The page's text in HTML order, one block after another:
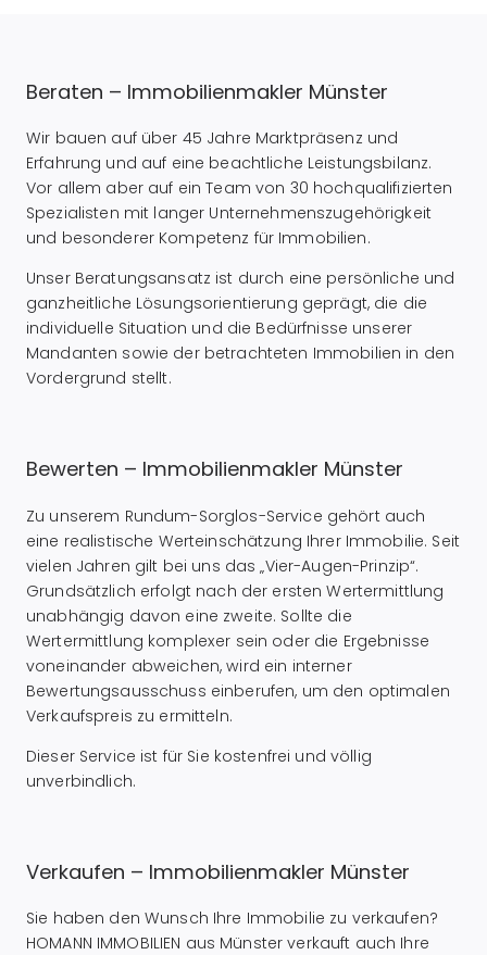
Beraten – Immobilienmakler Münster
Wir bauen auf über 45 Jahre Marktpräsenz und
Erfahrung und auf eine beachtliche Leistungsbilanz.
Vor allem aber auf ein Team von 30 hochqualifizierten
Spezialisten mit langer Unternehmenszugehörigkeit
und besonderer Kompetenz für Immobilien.
Unser Beratungsansatz ist durch eine persönliche und
ganzheitliche Lösungsorientierung geprägt, die die
individuelle Situation und die Bedürfnisse unserer
Mandanten sowie der betrachteten Immobilien in den
Vordergrund stellt.
Bewerten – Immobilienmakler Münster
Zu unserem Rundum-Sorglos-Service gehört auch
eine realistische Werteinschätzung Ihrer Immobilie. Seit
vielen Jahren gilt bei uns das „Vier-Augen-Prinzip“.
Grundsätzlich erfolgt nach der ersten Wertermittlung
unabhängig davon eine zweite. Sollte die
Wertermittlung komplexer sein oder die Ergebnisse
voneinander abweichen, wird ein interner
Bewertungsausschuss einberufen, um den optimalen
Verkaufspreis zu ermitteln.
Dieser Service ist für Sie kostenfrei und völlig
unverbindlich.
Verkaufen – Immobilienmakler Münster
Sie haben den Wunsch Ihre Immobilie zu verkaufen?
HOMANN IMMOBILIEN aus Münster verkauft auch Ihre